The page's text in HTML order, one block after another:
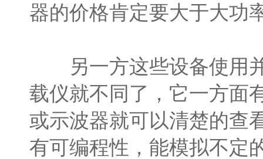
器的价格肯定要大于大功
另一方这些设备使用并
载仪就不同了，它一方面
或示波器就可以清楚的查
有可编程性，能模拟不定